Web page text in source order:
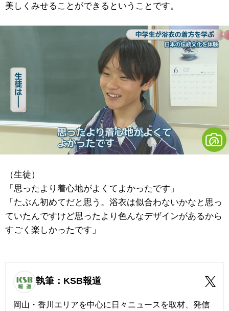
美しくみせることができるということです。
（生徒）
「思ったより着心地がよくてよかったです」
「たぶん初めてだと思う。浴衣は似合わないかなと思っ
ていたんですけど思ったより色んなデザインがあるから
すごく楽しかったです」
執筆：KSB報道
岡山・香川エリアを中心に日々ニュースを取材、発信